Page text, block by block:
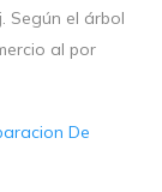
Según el árbol
al por
De